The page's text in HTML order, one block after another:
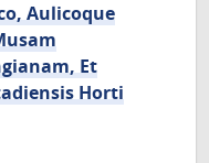
Aulicoque
Et
Horti